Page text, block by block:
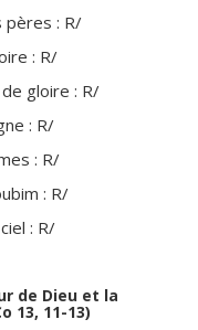
pères : R/
: R/
gloire : R/
: R/
: R/
: R/
: R/
de Dieu et la
13, 11-13)